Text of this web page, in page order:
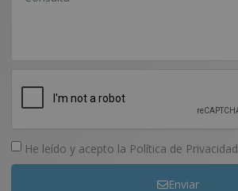
He leído y acepto la Política de Privacidad
Enviar